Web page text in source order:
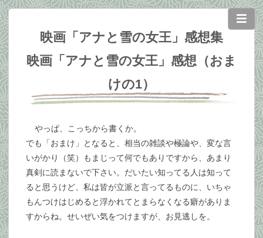
映画「アナと雪の女王」感想集
映画「アナと雪の女王」感想（おま
けの1）
やっぱ、こっちから書くか。
でも「おまけ」となると、相当の雑談や極論や、変な言
いがかり（笑）もまじって何でもありですから、あまり
真剣に読まないで下さい。だいたい知ってる人は知って
ると思うけど、私は皆が立派と言ってるものに、いちゃ
もんつけはじめると浮かれてとまらなくなる癖がありま
すからね。せいぜい気をつけますが、お見逃しを。